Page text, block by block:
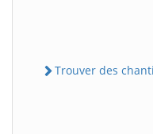
Trouver des